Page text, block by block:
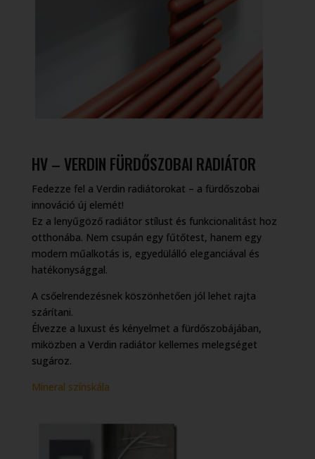
HV – VERDIN FÜRDŐSZOBAI RADIÁTOR
Fedezze fel a Verdin radiátorokat – a fürdőszobai
innováció új elemét!
Ez a lenyűgöző radiátor stílust és funkcionalitást hoz
otthonába. Nem csupán egy fűtőtest, hanem egy
modern műalkotás is, egyedülálló eleganciával és
hatékonysággal.
A csőelrendezésnek köszönhetően jól lehet rajta
szárítani.
Élvezze a luxust és kényelmet a fürdőszobájában,
miközben a Verdin radiátor kellemes melegséget
sugároz.
Mineral színskála